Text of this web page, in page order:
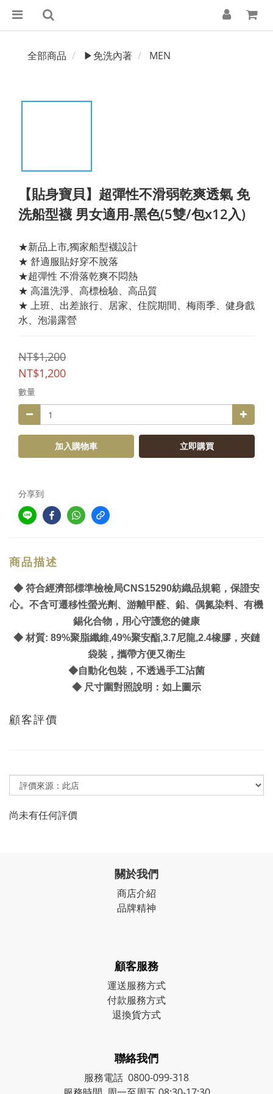
全部商品 ▶免洗內著 MEN
【貼身寶貝】超彈性不滑弱乾爽透氣 免
洗船型襪 男女適用-黑色(5雙/包x12入)
★新品上市,獨家船型襪設計
★ 舒適服貼好穿不脫落
★超彈性 不滑落乾爽不悶熱
★ 高溫洗淨、高標檢驗、高品質
★ 上班、出差旅行、居家、住院期間、梅雨季、健身戲
水、泡湯露營
NT$1,200
NT$1,200
數量
加入購物車 立即購買
分享到
商品描述
◆ 符合經濟部標準檢檢局CNS15290紡織品規範，保證安
心。不含可遷移性螢光劑、游離甲醛、鉛、偶氮染料、有機
錫化合物，用心守護您的健康
◆ 材質: 89%聚脂纖維,49%聚安酯,3.7尼龍,2.4橡膠，夾鏈
袋裝，攜帶方便又衛生
◆自動化包裝，不透過手工沾菌
◆ 尺寸圍對照說明：如上圖示
顧客評價
尚未有任何評價
關於我們
商店介紹
品牌精神
顧客服務
運送服務方式
付款服務方式
退換貨方式
聯絡我們
服務電話 0800-099-318